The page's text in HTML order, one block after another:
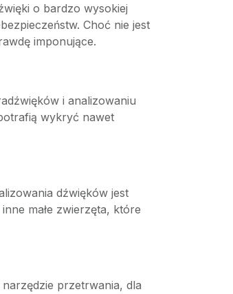
o bardzo wysokiej
Choć nie jest
imponujące.
i analizowaniu
wykryć nawet
dźwięków jest
małe zwierzęta, które
przetrwania, dla